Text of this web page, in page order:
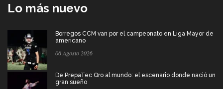
Lo más nuevo
Borregos CCM van por el campeonato en Liga Mayor de
americano
06 Agosto 2026
De PrepaTec Qro al mundo: el escenario donde nació un
gran sueño